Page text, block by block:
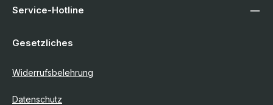
Service-Hotline
Gesetzliches
Widerrufsbelehrung
Datenschutz